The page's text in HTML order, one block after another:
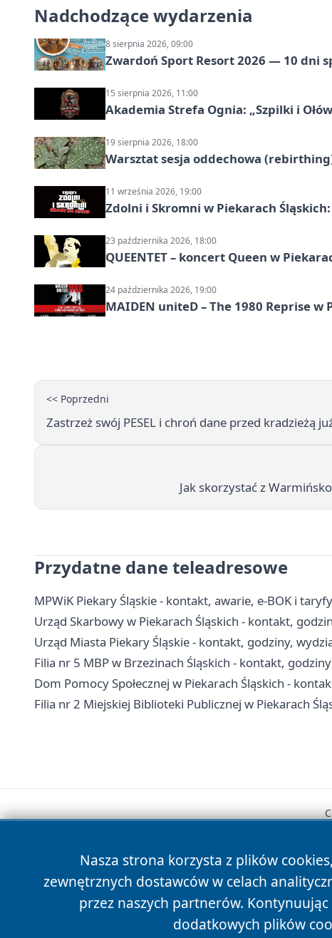
Nadchodzące wydarzenia
8 sierpnia 2026, 09:00
Zwardoń Sport Resort 2026 — 10 dni
15 sierpnia 2026, 11:00
Akademia Strefa Ognia: „Szpilki i
19 sierpnia 2026, 18:00
Warsztat sesja oddechowa
11 września 2026, 19:00
Zdolni i Skromni w Piekarach
23 października 2026, 18:00
QUEENTET – koncert Queen w
24 października 2026, 19:00
MAIDEN uniteD – The 1980 Reprise
<< Poprzedni
Zastrzeż swój PESEL i chroń dane przed kradzieżą
Jak skorzystać z
Przydatne dane teleadresowe
MPWiK Piekary Śląskie - kontakt, awarie, e-BOK i taryfy
Urząd Skarbowy w Piekarach Śląskich - kontakt,
Urząd Miasta Piekary Śląskie - kontakt, godziny,
Filia nr 5 MBP w Brzezinach Śląskich - kontakt,
Dom Pomocy Społecznej w Piekarach Śląskich -
Filia nr 2 Miejskiej Biblioteki Publicznej w Piekarach
Nasza strona korzysta z plików
zewnętrznych dostawców w celach
przez naszych partnerów.
dodatkowych plików